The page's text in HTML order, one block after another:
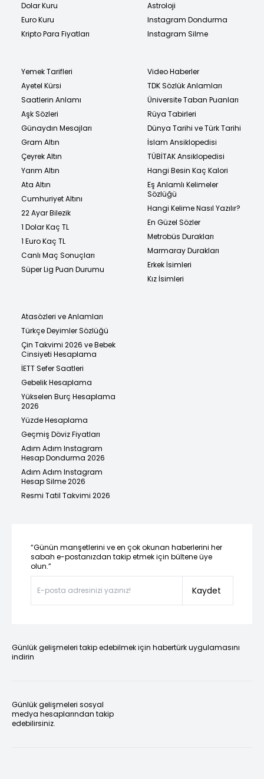
Dolar Kuru
Euro Kuru
Kripto Para Fiyatları
Astroloji
Instagram Dondurma
Instagram Silme
Yemek Tarifleri
Ayetel Kürsi
Saatlerin Anlamı
Aşk Sözleri
Günaydın Mesajları
Gram Altın
Çeyrek Altın
Yarım Altın
Ata Altın
Cumhuriyet Altını
22 Ayar Bilezik
1 Dolar Kaç TL
1 Euro Kaç TL
Canlı Maç Sonuçları
Süper Lig Puan Durumu
Video Haberler
TDK Sözlük Anlamları
Üniversite Taban Puanları
Rüya Tabirleri
Dünya Tarihi ve Türk Tarihi
İslam Ansiklopedisi
TÜBİTAK Ansiklopedisi
Hangi Besin Kaç Kalori
Eş Anlamlı Kelimeler
Sözlüğü
Hangi Kelime Nasıl Yazılır?
En Güzel Sözler
Metrobüs Durakları
Marmaray Durakları
Erkek İsimleri
Kız İsimleri
Atasözleri ve Anlamları
Türkçe Deyimler Sözlüğü
Çin Takvimi 2026 ve Bebek
Cinsiyeti Hesaplama
İETT Sefer Saatleri
Gebelik Hesaplama
Yükselen Burç Hesaplama
2026
Yüzde Hesaplama
Geçmiş Döviz Fiyatları
Adım Adım Instagram
Hesap Dondurma 2026
Adım Adım Instagram
Hesap Silme 2026
Resmi Tatil Takvimi 2026
“Günün manşetlerini ve en çok okunan haberlerini her
sabah e-postanızdan takip etmek için bültene üye
olun.”
Kaydet
Günlük gelişmeleri takip edebilmek için habertürk uygulamasını
indirin
Günlük gelişmeleri sosyal
medya hesaplarından takip
edebilirsiniz.